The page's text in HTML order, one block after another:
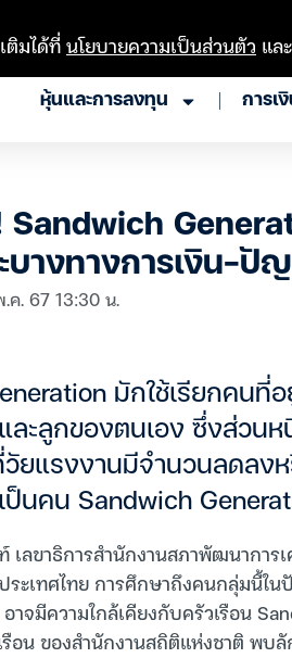
หุ้นและการลงทุน การเงิ
Sandwich
บางทางการเงิน-ปั
ค. 67 13:30 น.
มักใช้เรียกคน
ะลูกของตนเอง ซึ่งส่วนห
ยแรงงานมีจำนวนลดลงห
ป็นคน Sandwich
เลขาธิการสำนักงานสภาพัฒนากา
ระเทศไทย การศึกษาถึงคนกลุ่มนี้ใ
าจมีความใกล้เคียงกับครัวเรือน
รือน ของสำนักงานสถิติแห่งชาติ พบ
ติมได้ที่นโยบายความเป็นส่วนตัว และ